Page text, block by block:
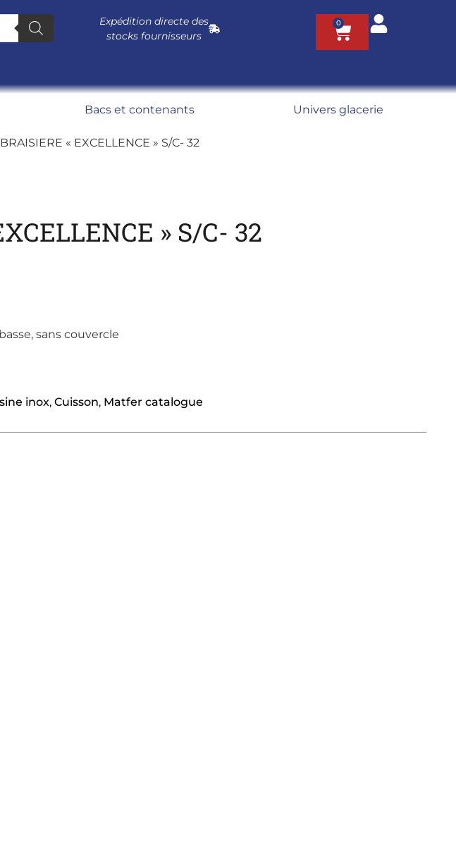
Expédition directe des
stocks fournisseurs
0
Bacs et contenants Univers glacerie
« EXCELLENCE » S/C- 32
» S/C- 32
sans couvercle
inox, Cuisson, Matfer catalogue